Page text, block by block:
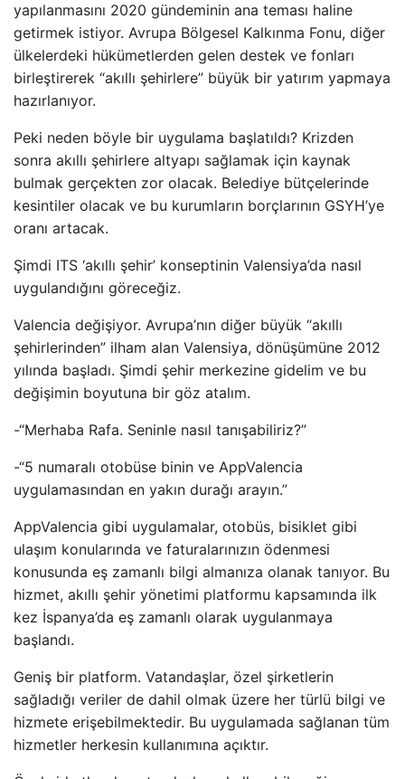
yapılanmasını 2020 gündeminin ana teması haline
getirmek istiyor. Avrupa Bölgesel Kalkınma Fonu, diğer
ülkelerdeki hükümetlerden gelen destek ve fonları
birleştirerek “akıllı şehirlere” büyük bir yatırım yapmaya
hazırlanıyor.
Peki neden böyle bir uygulama başlatıldı? Krizden
sonra akıllı şehirlere altyapı sağlamak için kaynak
bulmak gerçekten zor olacak. Belediye bütçelerinde
kesintiler olacak ve bu kurumların borçlarının GSYH’ye
oranı artacak.
Şimdi ITS ‘akıllı şehir’ konseptinin Valensiya’da nasıl
uygulandığını göreceğiz.
Valencia değişiyor. Avrupa’nın diğer büyük “akıllı
şehirlerinden” ilham alan Valensiya, dönüşümüne 2012
yılında başladı. Şimdi şehir merkezine gidelim ve bu
değişimin boyutuna bir göz atalım.
-“Merhaba Rafa. Seninle nasıl tanışabiliriz?”
-“5 numaralı otobüse binin ve AppValencia
uygulamasından en yakın durağı arayın.”
AppValencia gibi uygulamalar, otobüs, bisiklet gibi
ulaşım konularında ve faturalarınızın ödenmesi
konusunda eş zamanlı bilgi almanıza olanak tanıyor. Bu
hizmet, akıllı şehir yönetimi platformu kapsamında ilk
kez İspanya’da eş zamanlı olarak uygulanmaya
başlandı.
Geniş bir platform. Vatandaşlar, özel şirketlerin
sağladığı veriler de dahil olmak üzere her türlü bilgi ve
hizmete erişebilmektedir. Bu uygulamada sağlanan tüm
hizmetler herkesin kullanımına açıktır.